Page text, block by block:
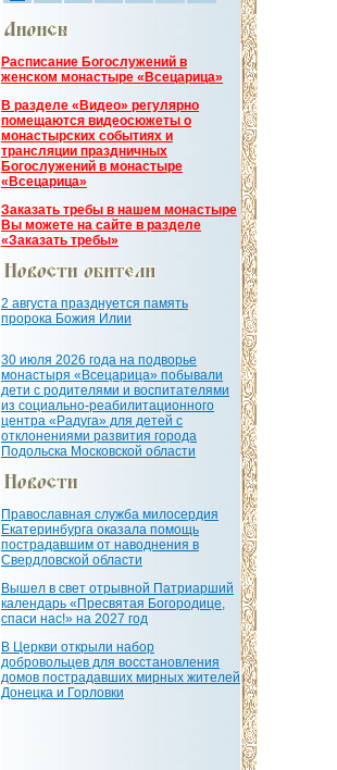
Расписание Богослужений в
женском монастыре «Всецарица»
В разделе «Видео» регулярно
помещаются видеосюжеты о
монастырских событиях и
трансляции праздничных
Богослужений в монастыре
«Всецарица»
Заказать требы в нашем монастыре
Вы можете на сайте в разделе
«Заказать требы»
2 августа празднуется память
пророка Божия Илии
30 июля 2026 года на подворье
монастыря «Всецарица» побывали
дети с родителями и воспитателями
из социально-реабилитационного
центра «Радуга» для детей с
отклонениями развития города
Подольска Московской области
Православная служба милосердия
Екатеринбурга оказала помощь
пострадавшим от наводнения в
Свердловской области
Вышел в свет отрывной Патриарший
календарь «Пресвятая Богородице,
спаси нас!» на 2027 год
В Церкви открыли набор
добровольцев для восстановления
домов пострадавших мирных жителей
Донецка и Горловки